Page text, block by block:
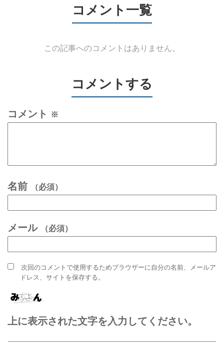
コメント一覧
この記事へのコメントはありません。
コメントする
コメント ※
名前 （必須）
メール （必須）
次回のコメントで使用するためブラウザーに自分の名前、メールア
ドレス、サイトを保存する。
上に表示された文字を入力してください。